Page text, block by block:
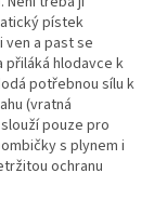
pístek
ven a past se
přiláká hlodavce k
potřebnou sílu k
(vratná
pouze pro
s plynem i
ochranu